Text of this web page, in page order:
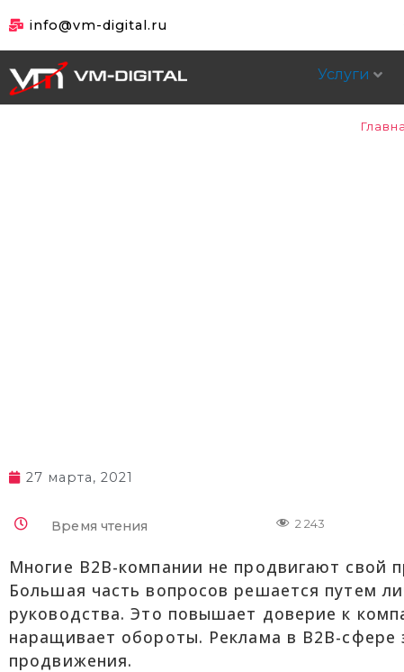
содержимому
info@vm-digital.ru
Услуги
27 марта, 2021
Время чтения 2 243
Многие B2B-компании не продвигают свой
Большая часть вопросов решается путем
руководства. Это повышает доверие к
наращивает обороты. Реклама в B2B-
продвижения.